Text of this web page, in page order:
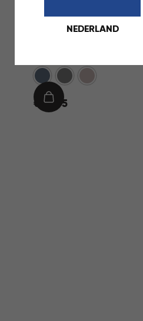
NEDERLAND
BlauwGrijs Rose
€€ 44,95
IN